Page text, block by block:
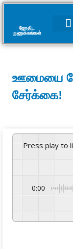
ஜோதிட
நுணுக்கங்கள்​
ஊமையை
சேர்க்கை!
Press play
0:00